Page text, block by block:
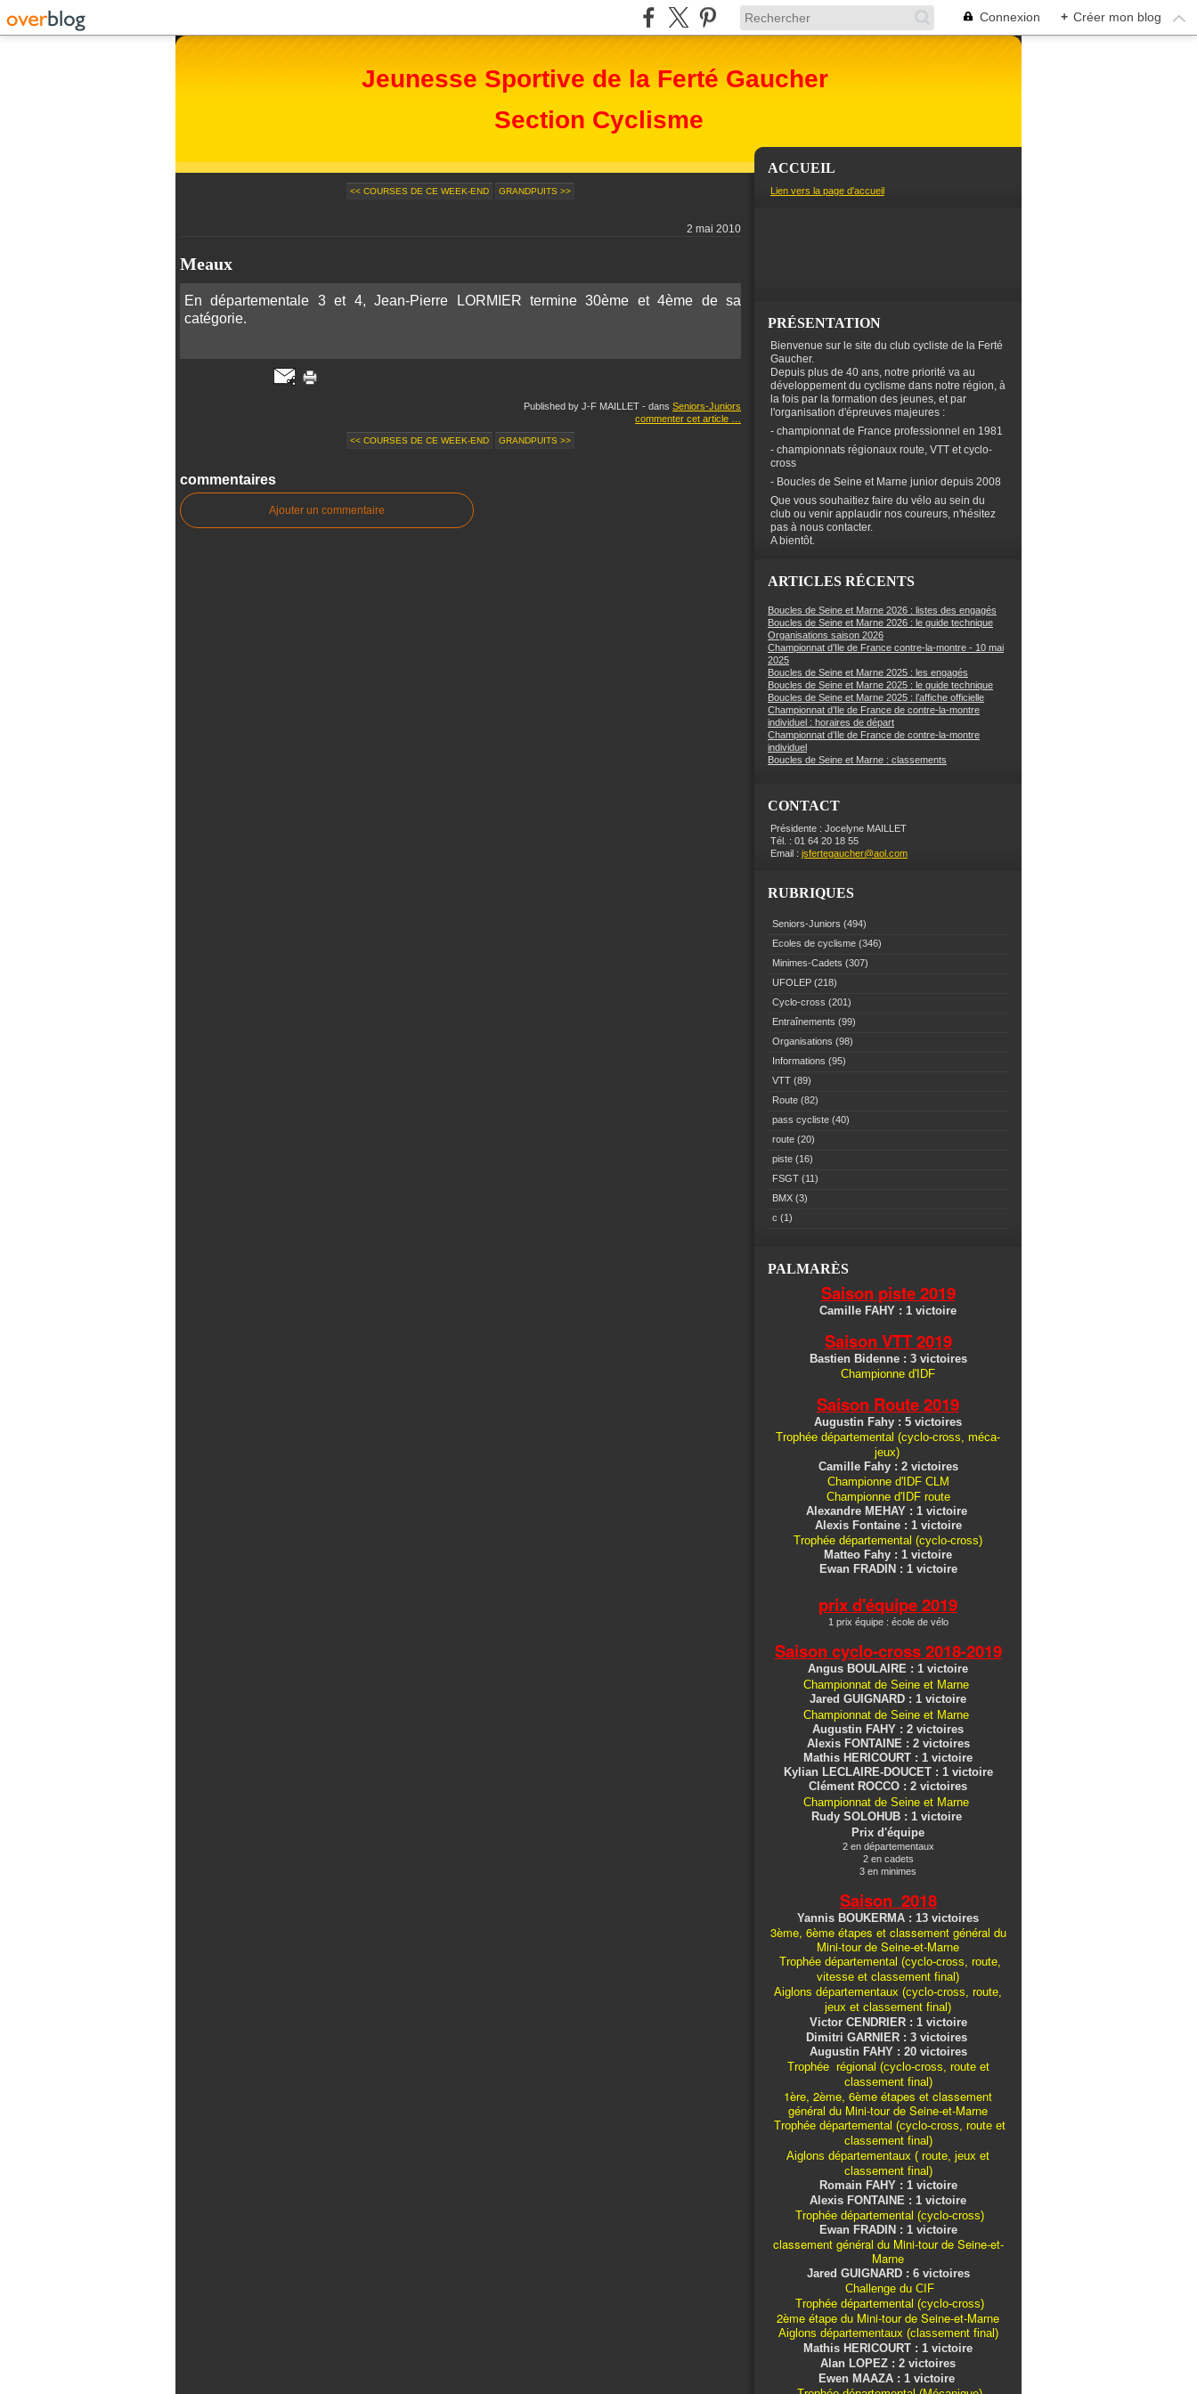
Connexion + Créer mon blog
Jeunesse Sportive de la Ferté Gaucher
Section Cyclisme
<< COURSES DE CE WEEK-END GRANDPUITS >>
2 mai 2010
Meaux
En départementale 3 et 4, Jean-Pierre LORMIER termine 30ème et 4ème de sa
catégorie.
Published by J-F MAILLET - dans Seniors-Juniors
commenter cet article
<< COURSES DE CE WEEK-END GRANDPUITS >>
commentaires
Ajouter un commentaire
ACCUEIL
Lien vers la page d'accueil
PRÉSENTATION
Bienvenue sur le site du club cycliste de la Ferté
Gaucher.
Depuis plus de 40 ans, notre priorité va au
développement du cyclisme dans notre région, à
la fois par la formation des jeunes, et par
l'organisation d'épreuves majeures :
- championnat de France professionnel en 1981
- championnats régionaux route, VTT et cyclo-
cross
- Boucles de Seine et Marne junior depuis 2008
Que vous souhaitiez faire du vélo au sein du
club ou venir applaudir nos coureurs, n'hésitez
pas à nous contacter.
A bientôt.
ARTICLES RÉCENTS
Boucles de Seine et Marne 2026 : listes des engagés
Boucles de Seine et Marne 2026 : le guide technique
Organisations saison 2026
Championnat d’Ile de France contre-la-montre - 10 mai
2025
Boucles de Seine et Marne 2025 : les engagés
Boucles de Seine et Marne 2025 : le guide technique
Boucles de Seine et Marne 2025 : l’affiche officielle
Championnat d’Ile de France de contre-la-montre
individuel : horaires de départ
Championnat d’Ile de France de contre-la-montre
individuel
Boucles de Seine et Marne : classements
CONTACT
Présidente : Jocelyne MAILLET
Tél. : 01 64 20 18 55
Email : jsfertegaucher@aol.com
RUBRIQUES
Seniors-Juniors (494)
Ecoles de cyclisme (346)
Minimes-Cadets (307)
UFOLEP (218)
Cyclo-cross (201)
Entraînements (99)
Organisations (98)
Informations (95)
VTT (89)
Route (82)
pass cycliste (40)
route (20)
piste (16)
FSGT (11)
BMX (3)
c (1)
PALMARÈS
Saison piste 2019
Camille FAHY : 1 victoire
Saison VTT 2019
Bastien Bidenne : 3 victoires
Championne d'IDF
Saison Route 2019
Augustin Fahy : 5 victoires
Trophée départemental (cyclo-cross, méca-
jeux)
Camille Fahy : 2 victoires
Championne d'IDF CLM
Championne d'IDF route
Alexandre MEHAY : 1 victoire
Alexis Fontaine : 1 victoire
Trophée départemental (cyclo-cross)
Matteo Fahy : 1 victoire
Ewan FRADIN : 1 victoire
prix d'équipe 2019
1 prix équipe : école de vélo
Saison cyclo-cross2018-2019
Angus BOULAIRE : 1 victoire
Championnat de Seine et Marne
Jared GUIGNARD : 1 victoire
Championnat de Seine et Marne
Augustin FAHY : 2 victoires
Alexis FONTAINE : 2 victoires
Mathis HERICOURT : 1 victoire
Kylian LECLAIRE-DOUCET : 1 victoire
Clément ROCCO : 2 victoires
Championnat de Seine et Marne
Rudy SOLOHUB : 1 victoire
Prix d'équipe
2 en départementaux
2 en cadets
3 en minimes
Saison 2018
Yannis BOUKERMA : 13 victoires
3ème, 6ème étapes et classement général du
Mini-tour de Seine-et-Marne
Trophée départemental (cyclo-cross, route,
vitesse et classement final)
Aiglons départementaux (cyclo-cross, route,
jeux et classement final)
Victor CENDRIER : 1 victoire
Dimitri GARNIER : 3 victoires
Augustin FAHY : 20 victoires
Trophée régional (cyclo-cross, route et
classement final)
1ère, 2ème, 6ème étapes et classement
général du Mini-tour de Seine-et-Marne
Trophée départemental (cyclo-cross, route et
classement final)
Aiglons départementaux ( route, jeux et
classement final)
Romain FAHY : 1 victoire
Alexis FONTAINE : 1 victoire
Trophée départemental (cyclo-cross)
Ewan FRADIN : 1 victoire
classement général du Mini-tour de Seine-et-
Marne
Jared GUIGNARD : 6 victoires
Challenge du CIF
Trophée départemental (cyclo-cross)
2ème étape du Mini-tour de Seine-et-Marne
Aiglons départementaux (classement final)
Mathis HERICOURT : 1 victoire
Alan LOPEZ : 2 victoires
Ewen MAAZA : 1 victoire